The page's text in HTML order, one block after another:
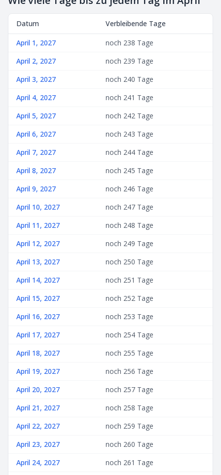
Datum Verbleibende Tage
April 1, 2027
noch 238 Tage
April 2, 2027
noch 239 Tage
April 3, 2027
noch 240 Tage
April 4, 2027
noch 241 Tage
April 5, 2027
noch 242 Tage
April 6, 2027
noch 243 Tage
April 7, 2027
noch 244 Tage
April 8, 2027
noch 245 Tage
April 9, 2027
noch 246 Tage
April 10, 2027
noch 247 Tage
April 11, 2027
noch 248 Tage
April 12, 2027
noch 249 Tage
April 13, 2027
noch 250 Tage
April 14, 2027
noch 251 Tage
April 15, 2027
noch 252 Tage
April 16, 2027
noch 253 Tage
April 17, 2027
noch 254 Tage
April 18, 2027
noch 255 Tage
April 19, 2027
noch 256 Tage
April 20, 2027
noch 257 Tage
April 21, 2027
noch 258 Tage
April 22, 2027
noch 259 Tage
April 23, 2027
noch 260 Tage
April 24, 2027
noch 261 Tage